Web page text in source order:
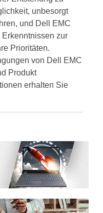
unbesorgt
und Dell EMC
zur
Prioritäten.
von Dell EMC
Produkt
erhalten Sie